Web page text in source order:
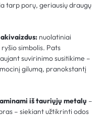
tarp porų, geriausių draugų
nuolatiniai
simbolis. Pats
suvirinimo susitikime –
gilumą, pranokstantį
iš tauriųjų metalų –
– siekiant užtikrinti odos